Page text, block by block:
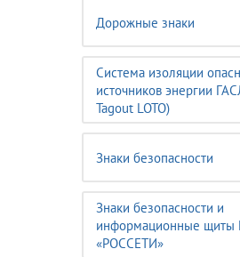
Дорожные знаки
Система изоляции
источников энергии
Tagout LOTO)
Знаки безопасности
Знаки безопасности и
информационные
«РОССЕТИ»